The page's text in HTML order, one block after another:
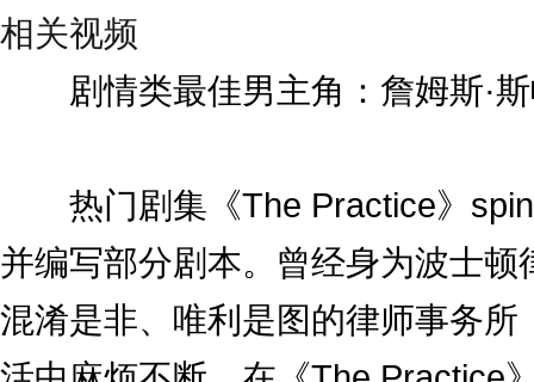
相关视频
剧情类最佳男主角：詹姆斯·斯
热门剧集《The Practice》
并编写部分剧本。曾经身为波士
混淆是非、唯利是图的律师事务